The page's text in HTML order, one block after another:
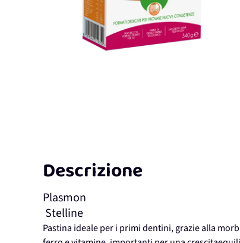
Descrizione
Plasmon
Stelline
Pastina ideale per i primi dentini, grazie alla